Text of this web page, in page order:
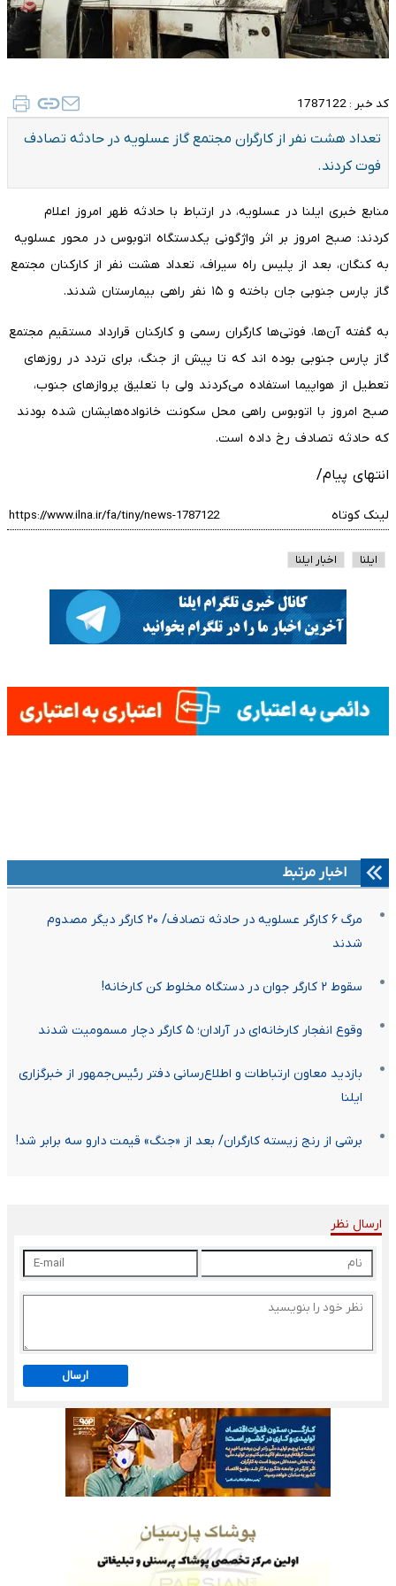
کد خبر : 1787122
تعداد هشت نفر از کارگران مجتمع گاز عسلویه در حادثه تصادف
فوت کردند.
منابع خبری ایلنا در عسلویه، در ارتباط با حادثه ظهر امروز اعلام
کردند: صبح امروز بر اثر واژگونی یکدستگاه اتوبوس در محور عسلویه
به کنگان، بعد از پلیس راه سیراف، تعداد هشت نفر از کارکنان مجتمع
گاز پارس جنوبی جان باخته و ۱۵ نفر راهی بیمارستان شدند.
به گفته آن‌ها، فوتی‌ها کارگران رسمی و کارکنان قرارداد مستقیم مجتمع
گاز پارس جنوبی بوده اند که تا پیش از جنگ، برای تردد در روزهای
تعطیل از هواپیما استفاده می‌کردند ولی با تعلیق پروازهای جنوب،
صبح امروز با اتوبوس راهی محل سکونت خانواده‌هایشان شده بودند
که حادثه تصادف رخ داده است.
انتهای پیام/
لینک کوتاه
ایلنا اخبار ایلنا
اخبار مرتبط
مرگ ۶ کارگر عسلویه در حادثه تصادف/ ۲۰ کارگر دیگر مصدوم
شدند
سقوط ۲ کارگر جوان در دستگاه مخلوط‌ کن کارخانه!
وقوع انفجار کارخانه‌ای در آرادان؛ ۵ کارگر دچار مسمومیت شدند
بازدید معاون ارتباطات و اطلاع‌رسانی دفتر رئیس‌جمهور از خبرگزاری
ایلنا
برشی از رنج زیسته کارگران/ بعد از «جنگ» قیمت دارو سه برابر شد!
ارسال نظر
ارسال